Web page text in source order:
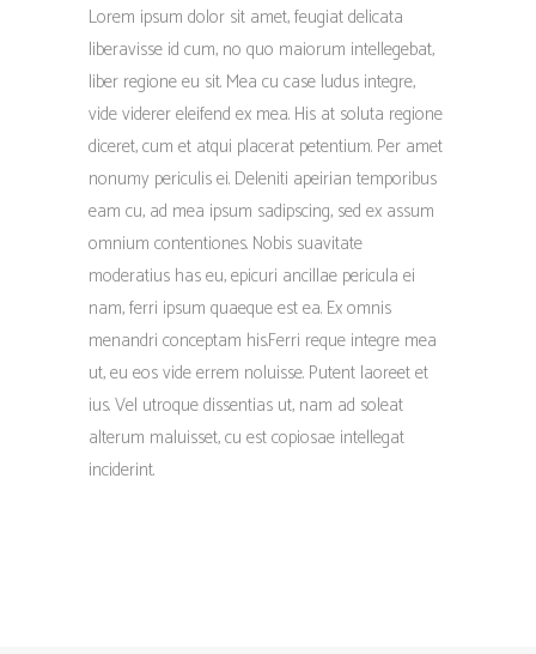
Lorem ipsum dolor sit amet, feugiat delicata
liberavisse id cum, no quo maiorum intellegebat,
liber regione eu sit. Mea cu case ludus integre,
vide viderer eleifend ex mea. His at soluta regione
diceret, cum et atqui placerat petentium. Per amet
nonumy periculis ei. Deleniti apeirian temporibus
eam cu, ad mea ipsum sadipscing, sed ex assum
omnium contentiones. Nobis suavitate
moderatius has eu, epicuri ancillae pericula ei
nam, ferri ipsum quaeque est ea. Ex omnis
menandri conceptam his.Ferri reque integre mea
ut, eu eos vide errem noluisse. Putent laoreet et
ius. Vel utroque dissentias ut, nam ad soleat
alterum maluisset, cu est copiosae intellegat
inciderint.